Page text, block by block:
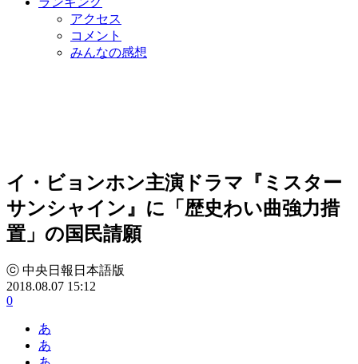
アクセス
コメント
みんなの感想
イ・ビョンホン主演ドラマ『ミスター
サンシャイン』に「歴史わい曲強力措
置」の国民請願
ⓒ 中央日報日本語版
2018.08.07 15:12
0
あ
あ